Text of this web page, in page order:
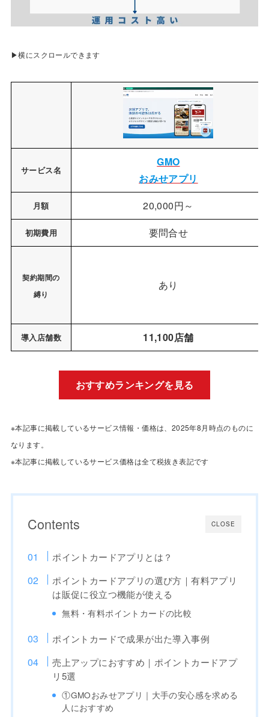
▶横にスクロールできます
サービス名
GMO
おみせアプリ
月額 20,000円～
初期費用 要問合せ
契約期間の
縛り
あり
導入店舗数 11,100店舗
おすすめランキングを見る
※本記事に掲載しているサービス情報・価格は、2025年8月時点のものに
なります。
※本記事に掲載しているサービス価格は全て税抜き表記です
CLOSE
Contents
ポイントカードアプリとは？
ポイントカードアプリの選び方｜有料アプリ
は販促に役立つ機能が使える
無料・有料ポイントカードの比較
ポイントカードで成果が出た導入事例
売上アップにおすすめ｜ポイントカードアプ
リ5選
①GMOおみせアプリ｜大手の安心感を求める
人におすすめ